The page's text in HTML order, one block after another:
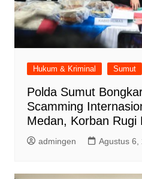
Hukum & Kriminal Sumut
Polda Sumut
Scamming
Medan, Korban Rugi
admingen Agustus 6,